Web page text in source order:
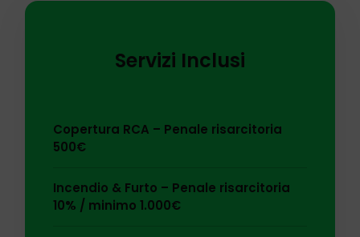
Servizi Inclusi
Copertura RCA – Penale risarcitoria
500€
Incendio & Furto – Penale risarcitoria
10% / minimo 1.000€